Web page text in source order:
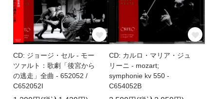
CD: ジョージ・セル - モー
ツァルト：歌劇「後宮から
の逃走」全曲 - 652052 /
C652052I
CD: カルロ・マリア・ジュ
リーニ - mozart;
symphonie kv 550 -
C654052B